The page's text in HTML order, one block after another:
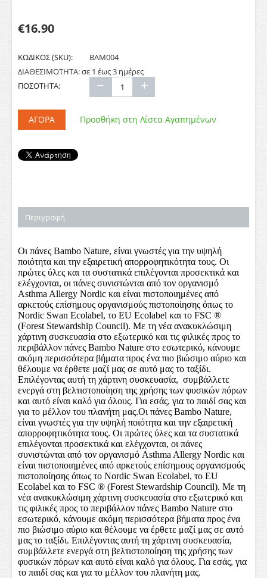
€16.90
ΚΩΔΙΚΟΣ (SKU):
BAM004
ΔΙΑΘΕΣΙΜΟΤΗΤΑ:σε 1 έως 3 ημέρες
ΠΟΣΟΤΗΤΑ:
+
−
ΑΓΟΡΆ Προσθήκη στη Λίστα Αγαπημένων
Περιγραφή
Οι πάνες Bambo Nature, είναι γνωστές για την υψηλή
ποιότητα και την εξαιρετική απορροφητικότητα τους. Οι
πρώτες ύλες και τα συστατικά επιλέγονται προσεκτικά και
ελέγχονται, οι πάνες συνιστώνται από τον οργανισμό
Asthma Allergy Nordic και είναι πιστοποιημένες από
αρκετούς επίσημους οργανισμούς πιστοποίησης όπως το
Nordic Swan Ecolabel, το EU Ecolabel και το FSC ®
(Forest Stewardship Council). Με τη νέα ανακυκλώσιμη
χάρτινη συσκευασία στο εξωτερικό και τις φιλικές προς το
περιβάλλον πάνες Bambo Nature στο εσωτερικό, κάνουμε
ακόμη περισσότερα βήματα προς ένα πιο βιώσιμο αύριο και
θέλουμε να έρθετε μαζί μας σε αυτό μας το ταξίδι.
Επιλέγοντας αυτή τη χάρτινη συσκευασία, συμβάλλετε
ενεργά στη βελτιστοποίηση της χρήσης των φυσικών πόρων
και αυτό είναι καλό για όλους. Για εσάς, για το παιδί σας και
για το μέλλον του πλανήτη μας.Οι πάνες Bambo Nature,
είναι γνωστές για την υψηλή ποιότητα και την εξαιρετική
απορροφητικότητα τους. Οι πρώτες ύλες και τα συστατικά
επιλέγονται προσεκτικά και ελέγχονται, οι πάνες
συνιστώνται από τον οργανισμό Asthma Allergy Nordic και
είναι πιστοποιημένες από αρκετούς επίσημους οργανισμούς
πιστοποίησης όπως το Nordic Swan Ecolabel, το EU
Ecolabel και το FSC ® (Forest Stewardship Council). Με τη
νέα ανακυκλώσιμη χάρτινη συσκευασία στο εξωτερικό και
τις φιλικές προς το περιβάλλον πάνες Bambo Nature στο
εσωτερικό, κάνουμε ακόμη περισσότερα βήματα προς ένα
πιο βιώσιμο αύριο και θέλουμε να έρθετε μαζί μας σε αυτό
μας το ταξίδι. Επιλέγοντας αυτή τη χάρτινη συσκευασία,
συμβάλλετε ενεργά στη βελτιστοποίηση της χρήσης των
φυσικών πόρων και αυτό είναι καλό για όλους. Για εσάς, για
το παιδί σας και για το μέλλον του πλανήτη μας.